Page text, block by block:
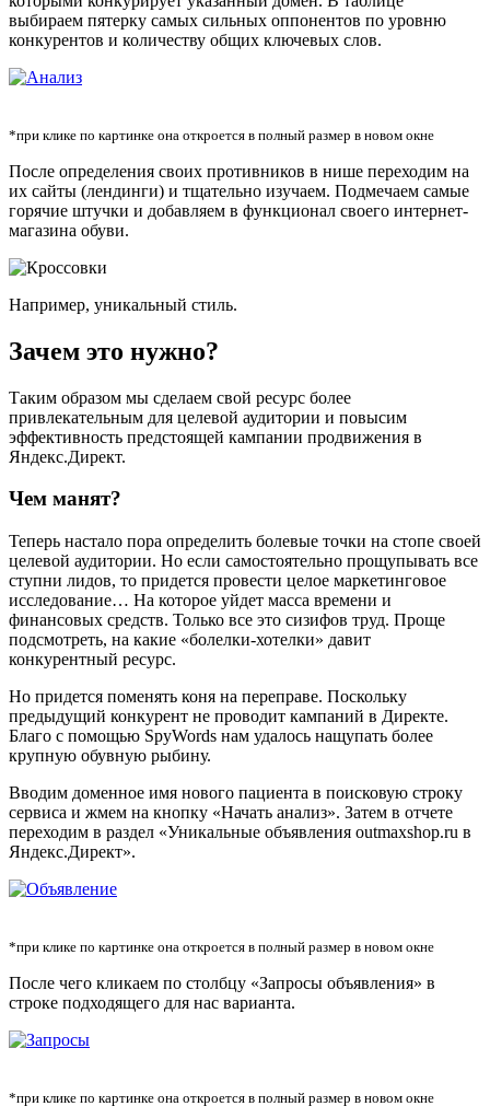
выбираем пятерку самых сильных оппонентов по уровню
конкурентов и количеству общих ключевых слов.
*при клике по картинке она откроется в полный размер в новом окне
После определения своих противников в нише переходим на
их сайты (лендинги) и тщательно изучаем. Подмечаем самые
горячие штучки и добавляем в функционал своего интернет-
магазина обуви.
Например, уникальный стиль.
Зачем это нужно?
Таким образом мы сделаем свой ресурс более
привлекательным для целевой аудитории и повысим
эффективность предстоящей кампании продвижения в
Яндекс.Директ.
Чем манят?
Теперь настало пора определить болевые точки на стопе своей
целевой аудитории. Но если самостоятельно прощупывать все
ступни лидов, то придется провести целое маркетинговое
исследование… На которое уйдет масса времени и
финансовых средств. Только все это сизифов труд. Проще
подсмотреть, на какие «болелки-хотелки» давит
конкурентный ресурс.
Но придется поменять коня на переправе. Поскольку
предыдущий конкурент не проводит кампаний в Директе.
Благо с помощью SpyWords нам удалось нащупать более
крупную обувную рыбину.
Вводим доменное имя нового пациента в поисковую строку
сервиса и жмем на кнопку «Начать анализ». Затем в отчете
переходим в раздел «Уникальные объявления outmaxshop.ru в
Яндекс.Директ».
*при клике по картинке она откроется в полный размер в новом окне
После чего кликаем по столбцу «Запросы объявления» в
строке подходящего для нас варианта.
*при клике по картинке она откроется в полный размер в новом окне